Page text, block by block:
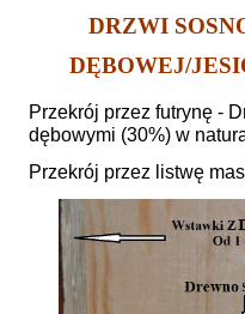
DRZWI
DĘBOWEJ/
Przekrój przez futrynę -
dębowymi (30%) w
Przekrój przez listwę